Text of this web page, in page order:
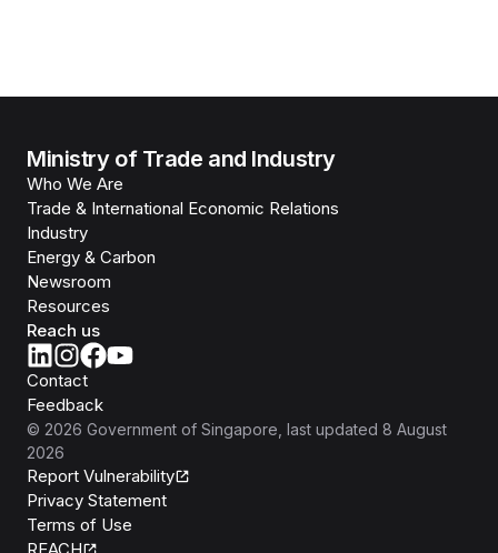
Ministry of Trade and Industry
Who We Are
Trade & International Economic Relations
Industry
Energy & Carbon
Newsroom
Resources
Reach us
Contact
Feedback
© 2026 Government of Singapore , last updated 8 August
2026
Report Vulnerability
Privacy Statement
Terms of Use